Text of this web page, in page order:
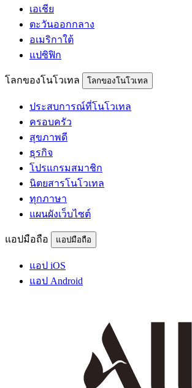
เอเชีย
ตะวันออกกลาง
อเมริกาใต้
แปซิฟิก
โลกของโนโวเทล โลกของโนโวเทล
ประสบการณ์ที่โนโวเทล
ครอบครัว
สุขภาพดี
ธุรกิจ
โปรแกรมสมาชิก
นิตยสารโนโวเทล
ทุกภาษา
แผนผังเว็บไซต์
แอปมือถือ แอปมือถือ
แอป iOS
แอป Android